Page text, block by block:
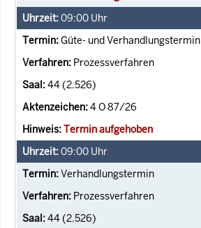
09:00 Uhr
Güte- und Verhandlungstermin
Prozessverfahren
44 (2.526)
4 O 87/26
Termin aufgehoben
09:00 Uhr
Verhandlungstermin
Prozessverfahren
44 (2.526)